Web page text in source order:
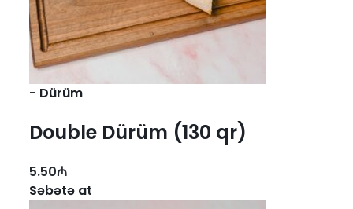
- Dürüm
Double Dürüm (130 qr)
5.50₼
Səbətə at